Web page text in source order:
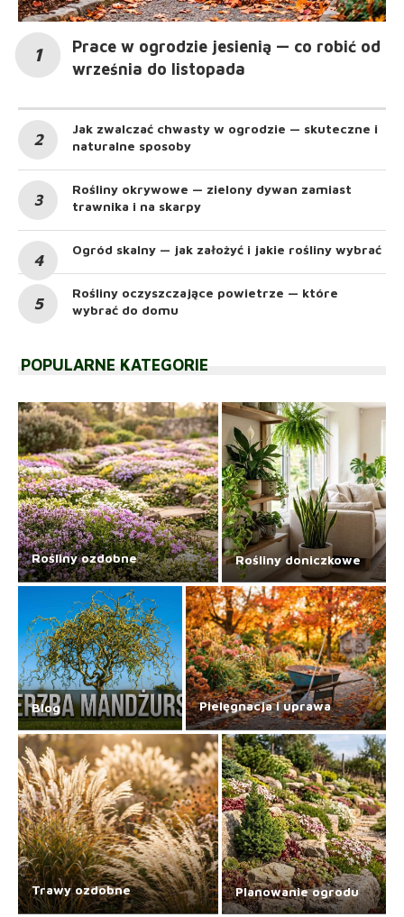
Prace w ogrodzie jesienią — co robić od
września do listopada
Jak zwalczać chwasty w ogrodzie — skuteczne i
naturalne sposoby
Rośliny okrywowe — zielony dywan zamiast
trawnika i na skarpy
Ogród skalny — jak założyć i jakie rośliny wybrać
Rośliny oczyszczające powietrze — które
wybrać do domu
POPULARNE KATEGORIE
Rośliny ozdobne Rośliny doniczkowe
Blog Pielęgnacja i uprawa
Trawy ozdobne Planowanie ogrodu